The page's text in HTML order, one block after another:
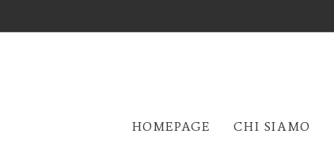
HOMEPAGE CHI SIAMO